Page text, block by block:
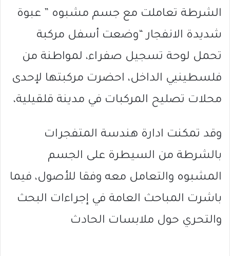
الشرطة تعاملت مع جسم مشبوه ” عبوة
شديدة الانفجار “وضعت أسفل مركبة
تحمل لوحة تسجيل صفراء، لمواطنة من
فلسطينيي الداخل، احضرت مركبتها لإحدى
محلات تصليح المركبات في مدينة قلقيلية،
وقد تمكنت ادارة هندسة المتفجرات
بالشرطة من السيطرة على الجسم
المشبوه والتعامل معه وفقا للأصول، فيما
باشرت المباحث العامة في إجراءات البحث
والتحري حول ملابسات الحادث